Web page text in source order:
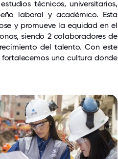
técnicos, universitarios,
laboral y académico. Esta
y promueve la equidad en el
siendo 2 colaboradores de
del talento. Con este
una cultura donde